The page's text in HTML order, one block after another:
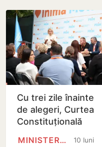
privind…
Cu trei zile înainte
de alegeri, Curtea
Constituțională
10 luni
MINISTERUL JUSTIȚIEI